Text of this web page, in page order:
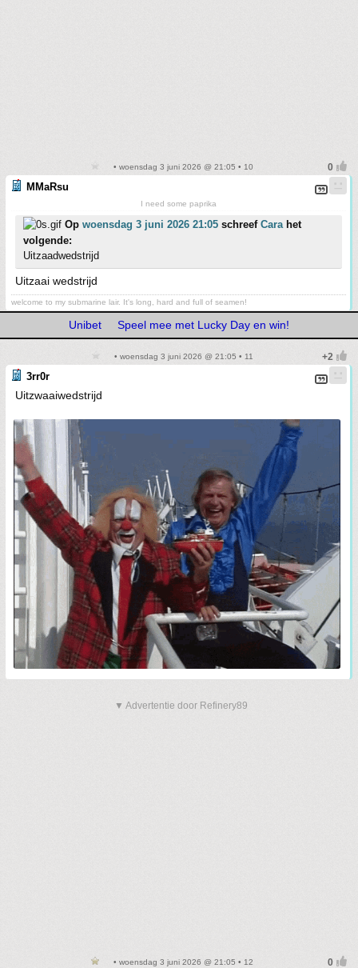
• woensdag 3 juni 2026 @ 21:05 • 10
MMaRsu
I need some paprika
Op woensdag 3 juni 2026 21:05 schreef Cara het
volgende:
Uitzaadwedstrijd
Uitzaai wedstrijd
welcome to my submarine lair. It's long, hard and full of seamen!
Unibet Speel mee met Lucky Day en win!
• woensdag 3 juni 2026 @ 21:05 • 11
3rr0r
Uitzwaaiwedstrijd
▼ Advertentie door Refinery89
• woensdag 3 juni 2026 @ 21:05 • 12